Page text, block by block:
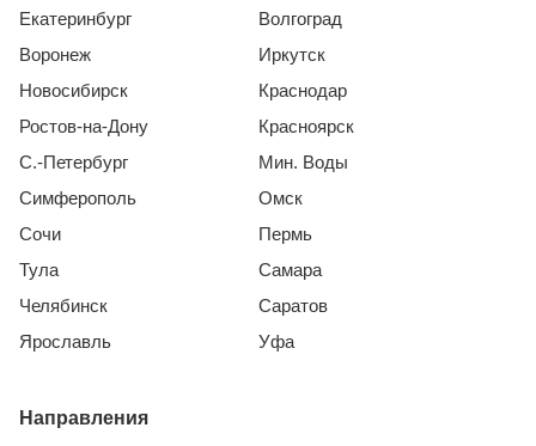
Екатеринбург
Воронеж
Новосибирск
Ростов-на-Дону
С.-Петербург
Симферополь
Сочи
Тула
Челябинск
Ярославль
Волгоград
Иркутск
Краснодар
Красноярск
Мин. Воды
Омск
Пермь
Самара
Саратов
Уфа
Направления